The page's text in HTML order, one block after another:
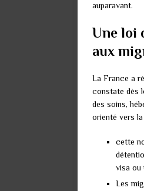
auparavant.
Une loi
aux
La France a
constate dès
des soins,
orienté vers
cette
visa ou
Les